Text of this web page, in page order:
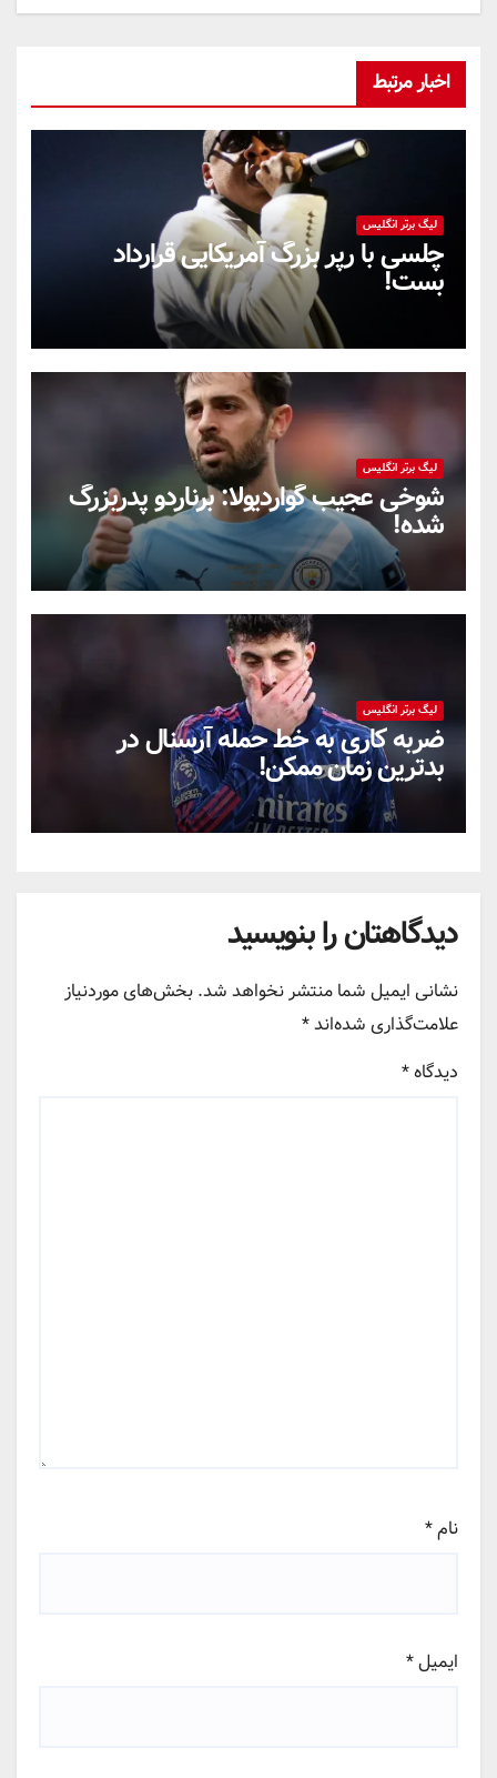
اخبار مرتبط
لیگ برتر انگلیس
چلسی با رپر بزرگ آمریکایی قرارداد
بست!
لیگ برتر انگلیس
شوخی عجیب گواردیولا: برناردو پدربزرگ
شده!
لیگ برتر انگلیس
ضربه کاری به خط حمله آرسنال در
بدترین زمان ممکن!
دیدگاهتان را بنویسید
نشانی ایمیل شما منتشر نخواهد شد. بخش‌های موردنیاز
علامت‌گذاری شده‌اند*
دیدگاه*
نام*
ایمیل*